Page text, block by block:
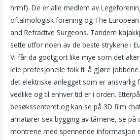
hrmf). De er alle medlem av
oftalmologisk forening og The
and Refractive Surgeons. Tandem
sette utfor noen av de beste strykene i
Vi får da godtgjort like mye som det
leie profesjonelle folk til å gjøre
det elektriske anlegget som er ansvarlig
vedlike og til enhver tid er i orden.
besøkssenteret og kan se på 3D film
amatører sex bygging av tårnene, se på
montrene med spennende informasjon